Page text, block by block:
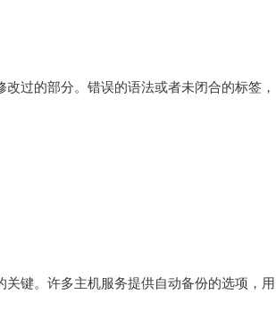
过的部分。错误的语法或者未闭合的标签，
键。许多主机服务提供自动备份的选项，用